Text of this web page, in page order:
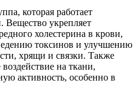
которая работает
Вещество укрепляет
холестерина в крови,
токсинов и улучшению
хрящи и связки. Также
на ткани,
активность, особенно в